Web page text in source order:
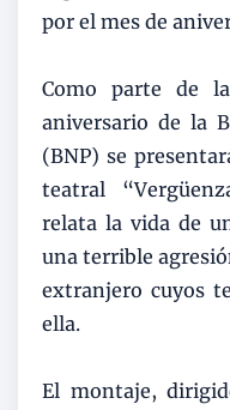
por el mes de
Como parte de
aniversario de la
(BNP) se
teatral
relata la vida de
una terrible
extranjero cuyos
ella.
El montaje,